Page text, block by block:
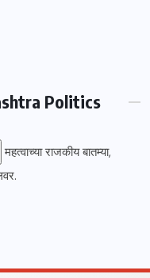
Politics
महत्वाच्या राजकीय बातम्या,